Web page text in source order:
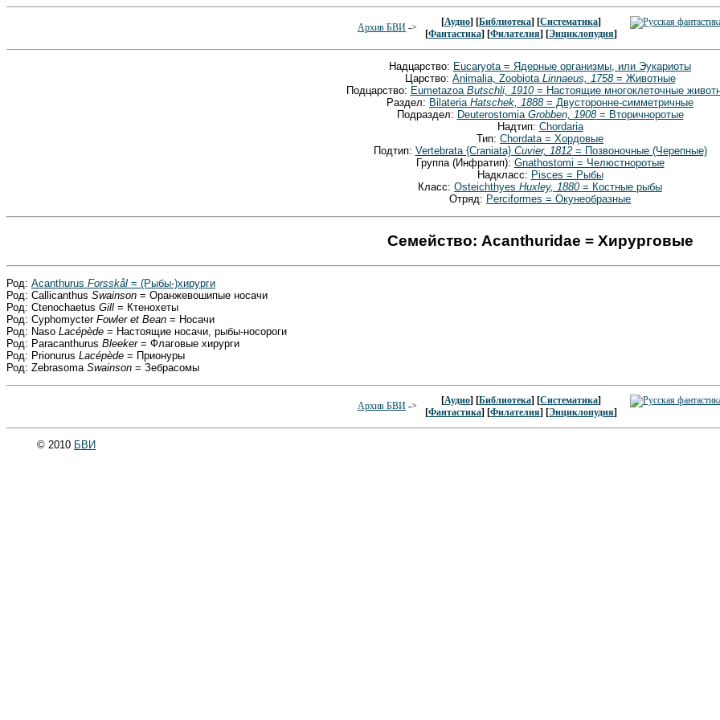
Архив БВИ -> [Аудио] [Библиотека] [Систематика]
[Фантастика] [Филателия] [Энциклопудия]
Надцарство: Eucaryota = Ядерные организмы, или Эукариоты
Царство: Animalia, Zoobiota Linnaeus, 1758= Животные
Подцарство: Eumetazoa Butschli, 1910= Настоящие многоклеточные
Раздел: Bilateria Hatschek, 1888= Двусторонне-симметричные
Подраздел: Deuterostomia Grobben, 1908= Вторичноротые
Надтип: Chordaria
Тип: Chordata = Хордовые
Подтип: Vertebrata {Craniata} Cuvier, 1812= Позвоночные (Черепные)
Группа (Инфратип): Gnathostomi = Челюстноротые
Надкласс: Pisces = Рыбы
Класс: Osteichthyes Huxley, 1880= Костные рыбы
Отряд: Perciformes = Окунеобразные
Семейство: Acanthuridae = Хирурговые
Род: Acanthurus Forsskål = (Рыбы-)хирурги
Род: Callicanthus Swainson = Оранжевошипые носачи
Род: Ctenochaetus Gill = Ктенохеты
Род: Cyphomycter Fowler et Bean = Носачи
Род: Naso Lacépède = Настоящие носачи, рыбы-носороги
Род: Paracanthurus Bleeker= Флаговые хирурги
Род: Prionurus Lacépède = Прионуры
Род: Zebrasoma Swainson = Зебрасомы
Архив БВИ -> [Аудио] [Библиотека] [Систематика]
[Фантастика] [Филателия] [Энциклопудия]
© 2010 БВИ